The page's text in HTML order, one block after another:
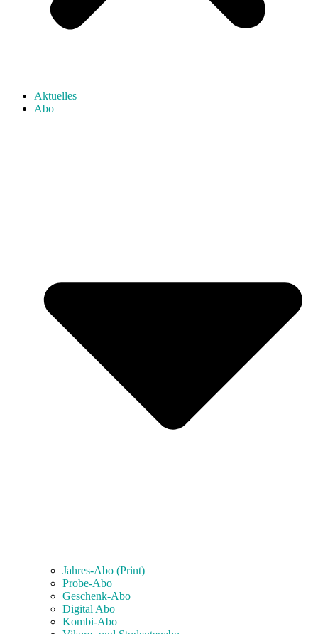
Aktuelles
Abo
Jahres-Abo (Print)
Probe-Abo
Geschenk-Abo
Digital Abo
Kombi-Abo